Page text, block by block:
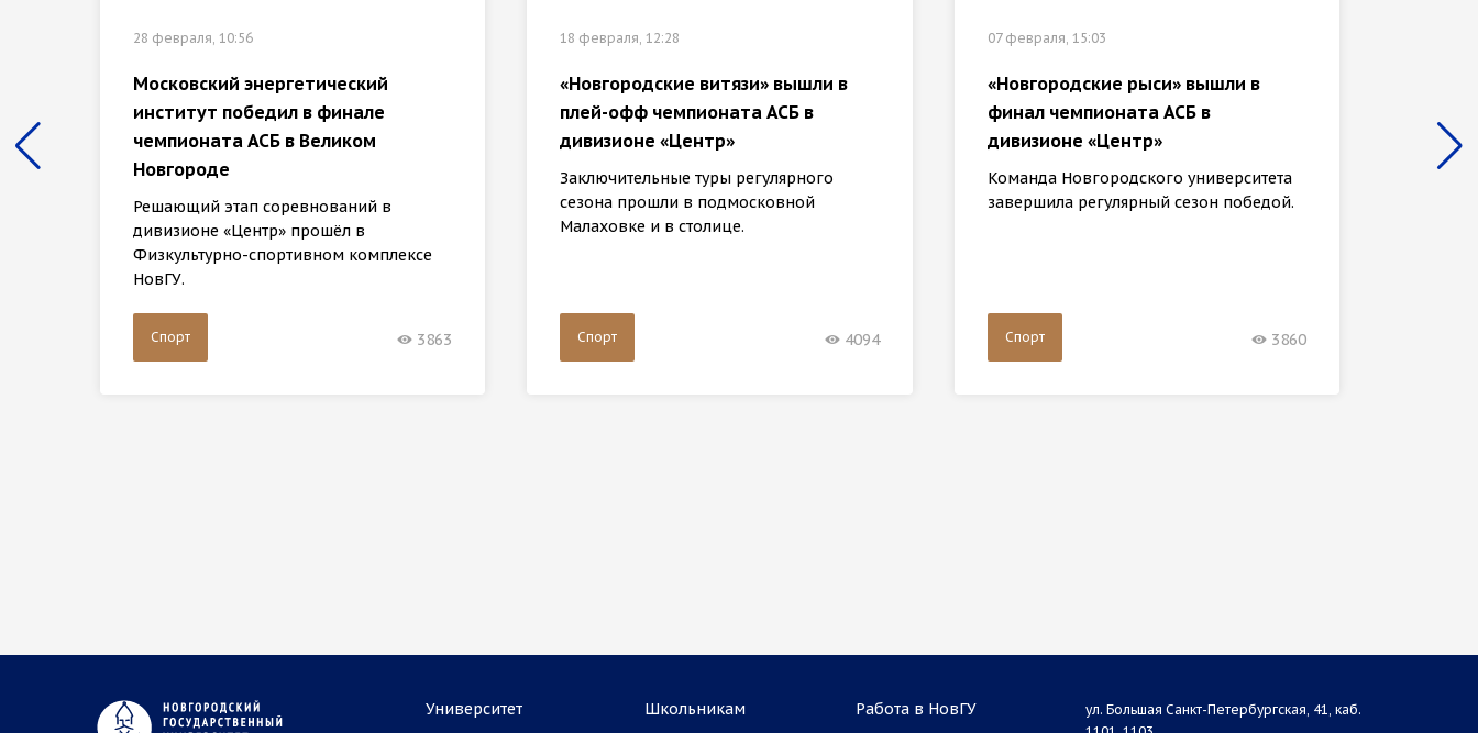
28 февраля, 10:56
Московский энергетический
институт победил в финале
чемпионата АСБ в Великом
Новгороде
Решающий этап соревнований в
дивизионе «Центр» прошёл в
Физкультурно-спортивном комплексе
НовГУ.
Спорт 3863
18 февраля, 12:28
«Новгородские витязи» вышли в
плей-офф чемпионата АСБ в
дивизионе «Центр»
Заключительные туры регулярного
сезона прошли в подмосковной
Малаховке и в столице.
Спорт 4094
07 февраля, 15:03
«Новгородские рыси» вышли в
финал чемпионата АСБ в
дивизионе «Центр»
Команда Новгородского университета
завершила регулярный сезон победой.
Спорт 3860
Университет Школьникам Работа в НовГУ
ул. Большая Санкт-Петербургская, 41, каб.